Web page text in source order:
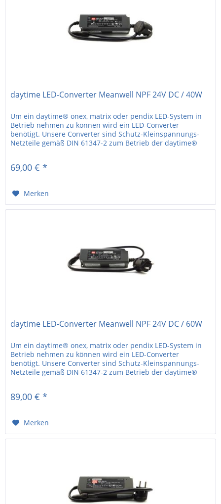
daytime LED-Converter Meanwell NPF 24V DC / 40W
Um ein daytime® onex, matrix oder pendix LED-System in
Betrieb nehmen zu können wird ein LED-Converter
benötigt. Unsere Converter sind Schutz-Kleinspannungs-
Netzteile gemäß DIN 61347-2 zum Betrieb der daytime®
69,00 € *
Merken
daytime LED-Converter Meanwell NPF 24V DC / 60W
Um ein daytime® onex, matrix oder pendix LED-System in
Betrieb nehmen zu können wird ein LED-Converter
benötigt. Unsere Converter sind Schutz-Kleinspannungs-
Netzteile gemäß DIN 61347-2 zum Betrieb der daytime®
89,00 € *
Merken